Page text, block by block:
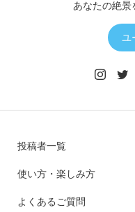
あなたの絶景
ユ
投稿者一覧
使い方・楽しみ方
よくあるご質問